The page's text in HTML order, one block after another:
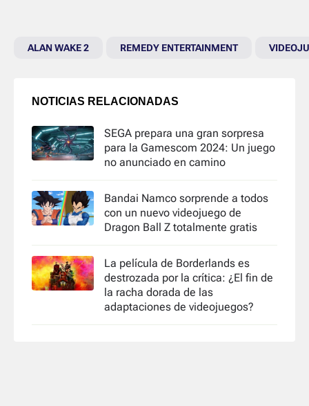
ALAN WAKE 2 REMEDY ENTERTAINMENT
NOTICIAS RELACIONADAS
SEGA prepara una gran sorpresa
para la Gamescom 2024: Un juego
no anunciado en camino
Bandai Namco sorprende a todos
con un nuevo videojuego de
Dragon Ball Z totalmente gratis
La película de Borderlands es
destrozada por la crítica: ¿El fin de
la racha dorada de las
adaptaciones de videojuegos?